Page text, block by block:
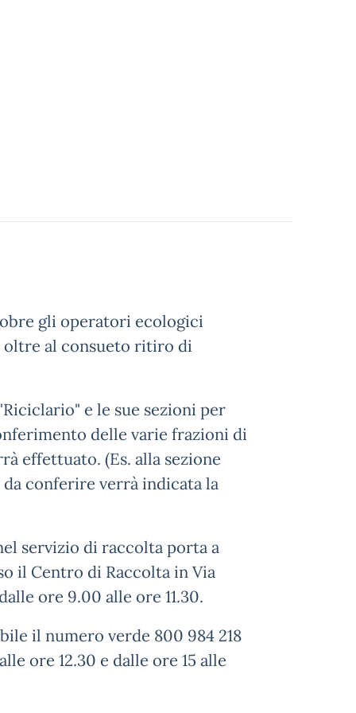
gli operatori ecologici
al consueto ritiro di
e le sue sezioni per
delle varie frazioni di
effettuato. (Es. alla sezione
conferire verrà indicata la
servizio di raccolta porta a
il Centro di Raccolta in Via
ore 9.00 alle ore 11.30.
il numero verde 800 984 218
ore 12.30 e dalle ore 15 alle